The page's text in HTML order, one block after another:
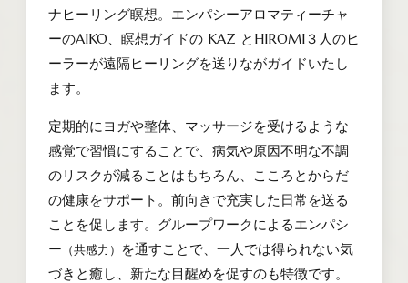
ナヒーリング瞑想。エンパシーアロマティーチャ
ーのAIKO、瞑想ガイドの KAZ とHIROMI３人のヒ
ーラーが遠隔ヒーリングを送りながガイドいたし
ます。
定期的にヨガや整体、マッサージを受けるような
感覚で習慣にすることで、病気や原因不明な不調
のリスクが減ることはもちろん、こころとからだ
の健康をサポート。前向きで充実した日常を送る
ことを促します。グループワークによるエンパシ
ー （共感力）
を通すことで、一人では得られない気
づきと癒し、新たな目醒めを促すのも特徴です。